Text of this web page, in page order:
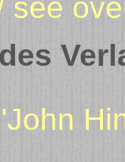
see